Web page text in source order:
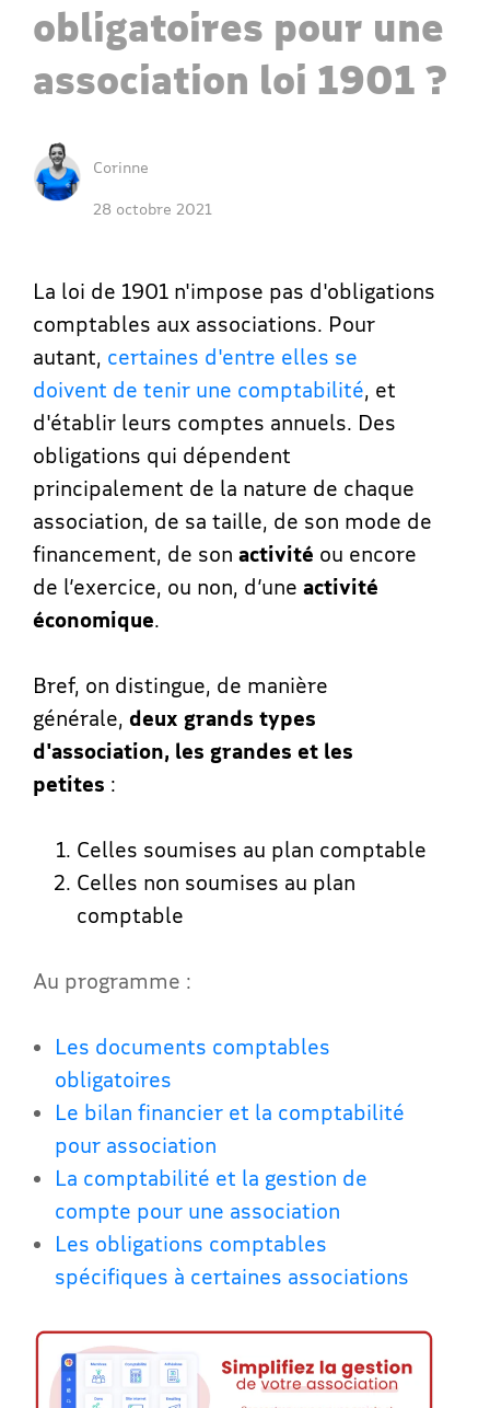
obligatoires pour une
association loi 1901 ?
Corinne
28 octobre 2021
La loi de 1901 n'impose pas d'obligations
comptables aux associations. Pour
autant, certaines d'entre elles se
doivent de tenir une comptabilité , et
d'établir leurs comptes annuels. Des
obligations qui dépendent
principalement de la nature de chaque
association, de sa taille, de son mode de
financement, de son activité ou encore
de l’exercice, ou non, d’une activité
économique
Bref, on distingue, de manière
générale, deux grands types
d'association, les grandes et les
petites :
Celles soumises au plan comptable
Celles non soumises au plan
comptable
Au programme :
Les documents comptables
obligatoires
Le bilan financier et la comptabilité
pour association
La comptabilité et la gestion de
compte pour une association
Les obligations comptables
spécifiques à certaines associations